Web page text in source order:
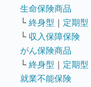
生命保険商品
└ 終身型 ｜ 定期型
└ 収入保障保険
がん保険商品
└ 終身型 ｜ 定期型
就業不能保険